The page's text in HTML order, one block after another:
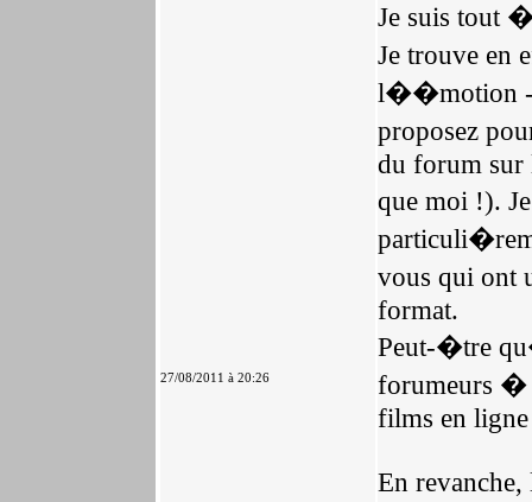
27/08/2011 à 20:26
Je suis tout
Je trouve
l��motion -
proposez
du forum sur
que moi !).
vous qui ont
format.
Peut-�tre
forumeurs �
films en ligne
En revanche,